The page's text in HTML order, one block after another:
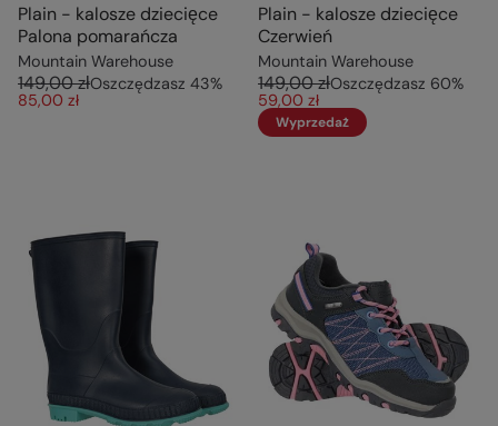
Plain - kalosze dziecięce
Palona pomarańcza
Mountain Warehouse
149,00 złOszczędzasz 43%
85,00 zł
Plain - kalosze dziecięce
Czerwień
Mountain Warehouse
149,00 złOszczędzasz 60%
59,00 zł
Wyprzedaż